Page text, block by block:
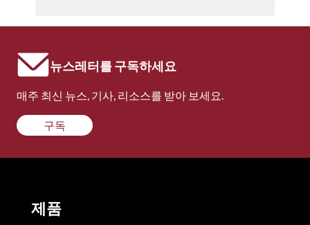
뉴스레터를 구독하세요
매주 최신 뉴스, 기사, 리소스를 받아 보세요.
구독
제품